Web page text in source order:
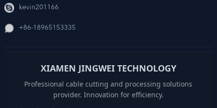
kevin201166
+86-18965153335
XIAMEN JINGWEI TECHNOLOGY
Professional cable cutting and processing solutions
provider. Innovation for efficiency.